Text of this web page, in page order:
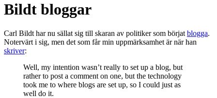
Bildt bloggar
Carl Bildt har nu sällat sig till skaran av politiker som börjat blogga.
Notervärt i sig, men det som får min uppmärksamhet är när han
skriver:
Well, my intention wasn’t really to set up a blog, but
rather to post a comment on one, but the technology
took me to where blogs are set up, so I could just as
well do it.